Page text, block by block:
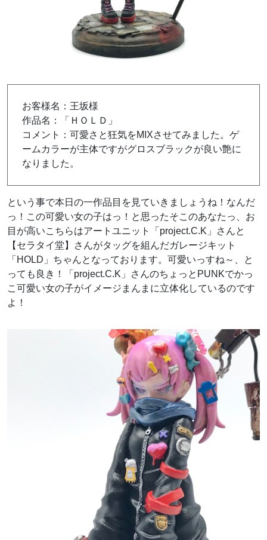
お客様名：王坂様
作品名：「ＨＯＬＤ」
コメント：可愛さと狂気をMIXさせてみました。ゲ
ームカラーが主体ですがグロスブラックが良い艶に
なりました。
という事で本日の一作品目を見ていきましょうね！なんだ
っ！この可愛い女の子はっ！と思ったそこのあなたっ、お
目が高いこちらはアートユニット「project.C.K」さんと
【 セラタイ堂 】さんがタッグを組んだガレージキット
「HOLD」ちゃんとなっております。可愛いっすね～、と
っても良き！「project.C.K」さんのちょっとPUNKでかっ
こ可愛い女の子がイメージまんまに立体化しているのです
よ！